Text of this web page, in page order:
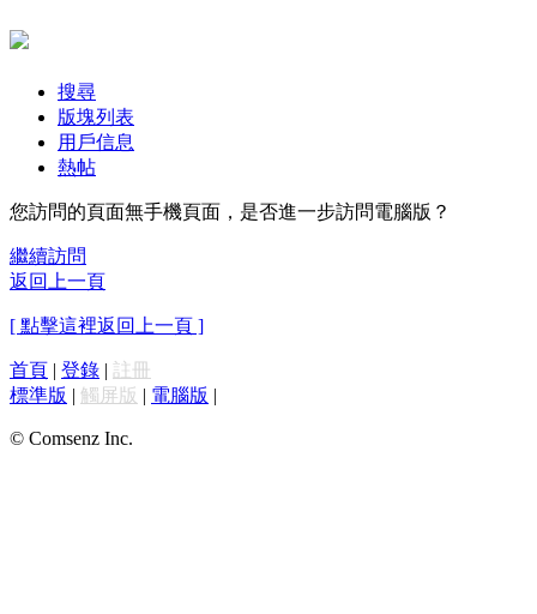
搜尋
版塊列表
用戶信息
熱帖
您訪問的頁面無手機頁面，是否進一步訪問電腦版？
繼續訪問
返回上一頁
[ 點擊這裡返回上一頁 ]
首頁 | 登錄 | 註冊
標準版 | 觸屏版 | 電腦版 |
© Comsenz Inc.